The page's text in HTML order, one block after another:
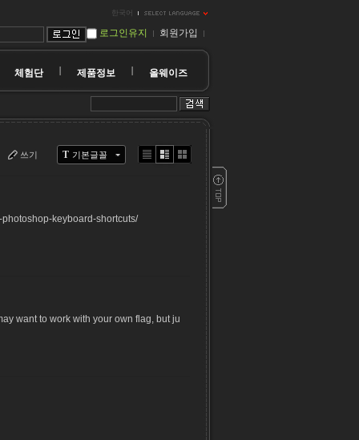
한국어
로그인유지 회원가입
체험단 제품정보 올웨이즈
T 기본글꼴
쓰기
Li
Zi
G
keyboard-shortcuts/
want to work with your own flag, but ju